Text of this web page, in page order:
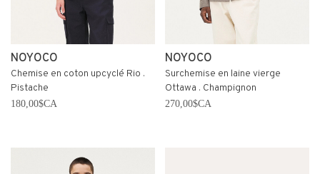
NOYOCO
Chemise en coton upcyclé Rio .
Pistache
180,00$CA
NOYOCO
Surchemise en laine vierge
Ottawa . Champignon
270,00$CA